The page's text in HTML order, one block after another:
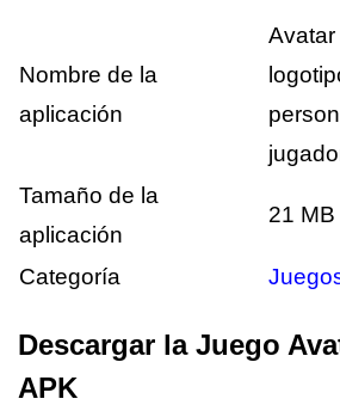
Nombre de la
aplicación
Tamaño de la
aplicación
21 MB
Categoría
Precio
Gratis
Descargar la Juego
APK